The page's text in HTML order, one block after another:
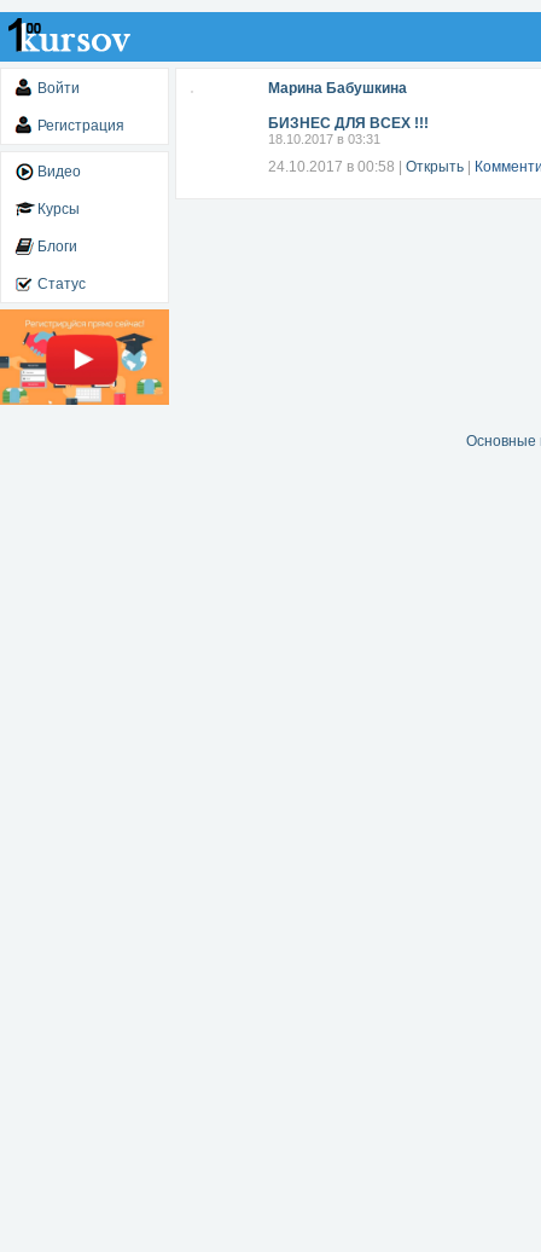
Войти
Регистрация
Видео
Курсы
Блоги
Статус
Марина Бабушкина
БИЗНЕС ДЛЯ ВСЕХ !!!
18.10.2017 в 03:31
24.10.2017 в 00:58 Открыть
Основные